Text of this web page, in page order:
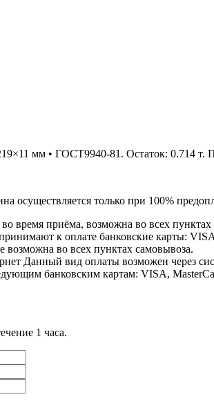
мм • ГОСТ9940-81. Остаток: 0.714 т.
осуществляется только при 100%
время приёма, возможна во всех
к оплате банковские карты:
возможна во всех пунктах самовывоза.
Данный вид оплаты возможен через
банковским картам: VISA,
1 часа.